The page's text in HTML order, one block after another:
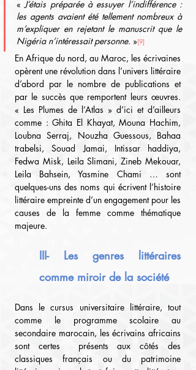
« J’étais préparée à essuyer l’indifférence :
les agents avaient été tellement nombreux à
m’expliquer en rejetant le manuscrit que le
Nigéria n’intéressait personne. »[9]
En Afrique du nord, au Maroc, les écrivaines
opèrent une révolution dans l’univers littéraire
d’abord par le nombre de publications et
par le succès que remportent leurs œuvres.
« Les Plumes de l’Atlas » d’ici et d’ailleurs
comme : Ghita El Khayat, Mouna Hachim,
Loubna Serraj, Nouzha Guessous, Bahaa
trabelsi, Souad Jamai, Intissar haddiya,
Fedwa Misk, Leila Slimani, Zineb Mekouar,
Leila Bahsein, Yasmine Chami … sont
quelques-uns des noms qui écrivent l’histoire
littéraire empreinte d’un engagement pour les
causes de la femme comme thématique
majeure.
III- Les genres littéraires
comme miroir de la société
Dans le cursus universitaire littéraire, tout
comme le programme scolaire au
secondaire marocain, les écrivains africains
sont certes  présents aux côtés des
classiques français ou du patrimoine